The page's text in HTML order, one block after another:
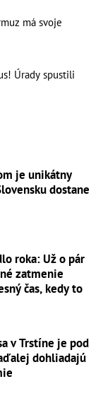
má svoje
Úrady spustili
je unikátny
dostane
roka: Už o pár
zatmenie
čas, kedy to
v Trstíne je pod
dohliadajú